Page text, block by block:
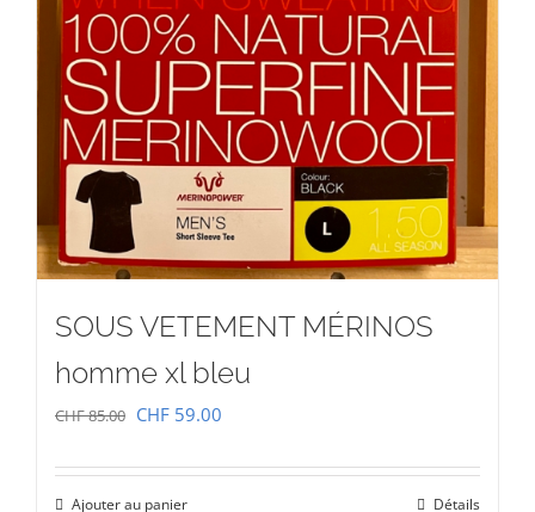
SOUS VETEMENT MÉRINOS
homme xl bleu
CHF85.00 Le
initial
CHF 59.00
actuel
Ajouter au panier Détails